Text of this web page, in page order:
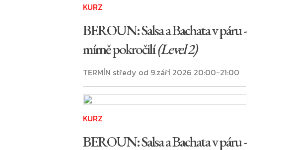
KURZ
BEROUN: Salsa a Bachata v páru -
mírně pokročilí(Level 2)
TERMÍN středy od 9.září 2026 20:00-21:00
KURZ
BEROUN: Salsa a Bachata v páru -